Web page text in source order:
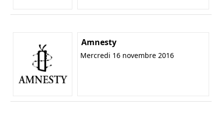
Amnesty
Mercredi 16 novembre 2016